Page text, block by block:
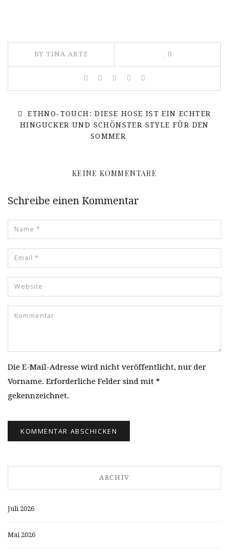
BY TINA ARTZ 0
ETHNO-TOUCH: DIESE HOSE IST EIN ECHTER
HINGUCKER UND SCHÖNSTER STYLE FÜR DEN
SOMMER
KEINE KOMMENTARE
Schreibe einen Kommentar
Die E-Mail-Adresse wird nicht veröffentlicht, nur der
Vorname. Erforderliche Felder sind mit *
gekennzeichnet.
ARCHIV
Juli 2026
Mai 2026